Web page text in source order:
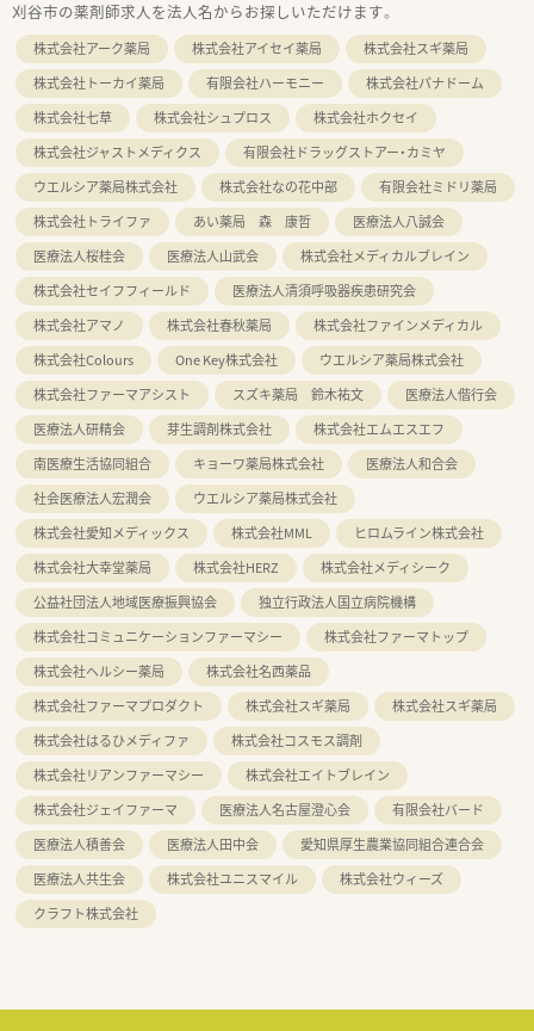
刈谷市の薬剤師求人を法人名からお探しいただけます。
株式会社アーク薬局 株式会社アイセイ薬局
株式会社スギ薬局
株式会社トーカイ薬局
有限会社ハーモニー
株式会社パナドーム
株式会社七草
株式会社シュプロス
株式会社ホクセイ
株式会社ジャストメディクス
有限会社ドラッグストアー・カミヤ
ウエルシア薬局株式会社
株式会社なの花中部
有限会社ミドリ薬局
株式会社トライファ
あい薬局 森 康哲
医療法人八誠会
医療法人桜桂会
医療法人山武会
株式会社メディカルブレイン
株式会社セイフフィールド
医療法人清須呼吸器疾患研究会
株式会社アマノ
株式会社春秋薬局
株式会社ファインメディカル
株式会社Colours
One Key株式会社
ウエルシア薬局株式会社
株式会社ファーマアシスト
スズキ薬局 鈴木祐文
医療法人偕行会
医療法人研精会
芽生調剤株式会社
株式会社エムエスエフ
南医療生活協同組合
キョーワ薬局株式会社
医療法人和合会
社会医療法人宏潤会
ウエルシア薬局株式会社
株式会社愛知メディックス
株式会社MML
ヒロムライン株式会社
株式会社大幸堂薬局
株式会社HERZ
株式会社メディシーク
公益社団法人地域医療振興協会
独立行政法人国立病院機構
株式会社コミュニケーションファーマシー
株式会社ファーマトップ
株式会社ヘルシー薬局
株式会社名西薬品
株式会社ファーマプロダクト
株式会社スギ薬局
株式会社スギ薬局
株式会社はるひメディファ
株式会社コスモス調剤
株式会社リアンファーマシー
株式会社エイトブレイン
株式会社ジェイファーマ
医療法人名古屋澄心会
有限会社バード
医療法人積善会
医療法人田中会
愛知県厚生農業協同組合連合会
医療法人共生会
株式会社ユニスマイル
株式会社ウィーズ
クラフト株式会社